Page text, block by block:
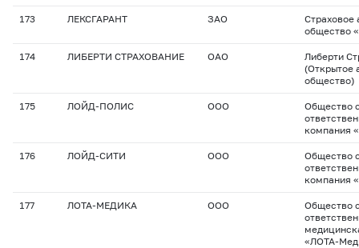
173 ЛЕКСГАРАНТ ЗАО
Cтраховое
общество
174 ЛИБЕРТИ СТРАХОВАНИЕ ОАО
Либерти
(Открытое
общество)
175 ЛОЙД-ПОЛИС ООО
Общество
компания
176 ЛОЙД-СИТИ ООО
Общество
компания
177 ЛОТА-МЕДИКА ООО
Общество
«ЛОТА-